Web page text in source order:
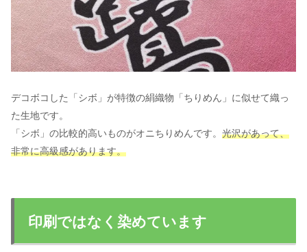
デコボコした「シボ」が特徴の絹織物「ちりめん」に似せて織っ
た生地です。
「シボ」の比較的高いものがオニちりめんです。 光沢があって、
非常に高級感があります。
印刷ではなく染めています